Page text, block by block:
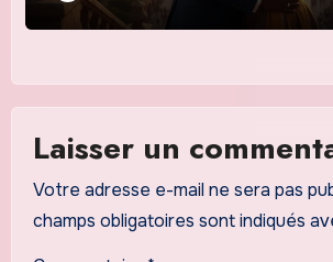
Laisser un
Votre adresse e-mail ne sera pas
champs obligatoires sont indiqués